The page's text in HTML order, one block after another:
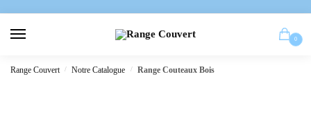
0
Range Couvert / Notre Catalogue / Range Couteaux Bois